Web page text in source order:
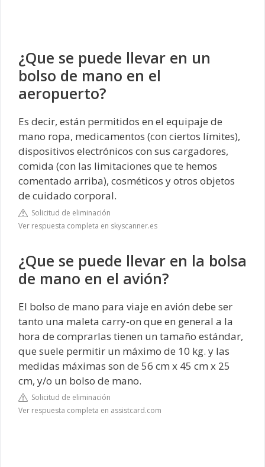
¿Que se puede llevar en un
bolso de mano en el
aeropuerto?
Es decir, están permitidos en el equipaje de
mano ropa, medicamentos (con ciertos límites),
dispositivos electrónicos con sus cargadores,
comida (con las limitaciones que te hemos
comentado arriba), cosméticos y otros objetos
de cuidado corporal.
Solicitud de eliminación
Ver respuesta completa en skyscanner.es
¿Que se puede llevar en la bolsa
de mano en el avión?
El bolso de mano para viaje en avión debe ser
tanto una maleta carry-on que en general a la
hora de comprarlas tienen un tamaño estándar,
que suele permitir un máximo de 10 kg. y las
medidas máximas son de 56 cm x 45 cm x 25
cm, y/o un bolso de mano.
Solicitud de eliminación
Ver respuesta completa en assistcard.com